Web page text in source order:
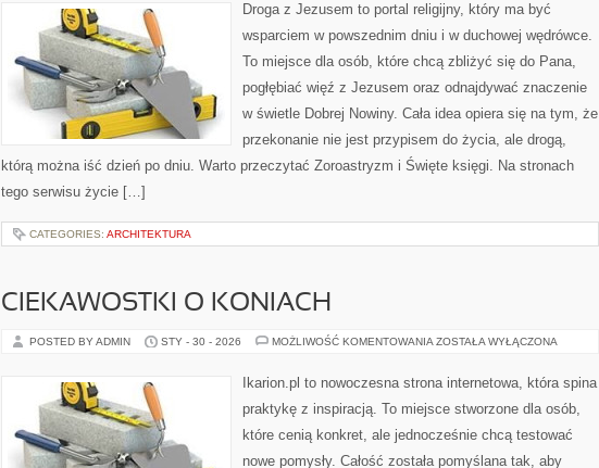
Droga z Jezusem to portal religijny, który ma być
wsparciem w powszednim dniu i w duchowej wędrówce.
To miejsce dla osób, które chcą zbliżyć się do Pana,
pogłębiać więź z Jezusem oraz odnajdywać znaczenie
w świetle Dobrej Nowiny. Cała idea opiera się na tym, że
przekonanie nie jest przypisem do życia, ale drogą,
którą można iść dzień po dniu. Warto przeczytać Zoroastryzm i Święte księgi. Na stronach
tego serwisu życie […]
CATEGORIES: ARCHITEKTURA
CIEKAWOSTKI O KONIACH
POSTED BY ADMIN STY - 30 - 2026 MOŻLIWOŚĆ KOMENTOWANIA CIEKAWOSTKI
ZOSTAŁA WYŁĄCZONA
Ikarion.pl to nowoczesna strona internetowa, która spina
praktykę z inspiracją. To miejsce stworzone dla osób,
które cenią konkret, ale jednocześnie chcą testować
nowe pomysły. Całość została pomyślana tak, aby